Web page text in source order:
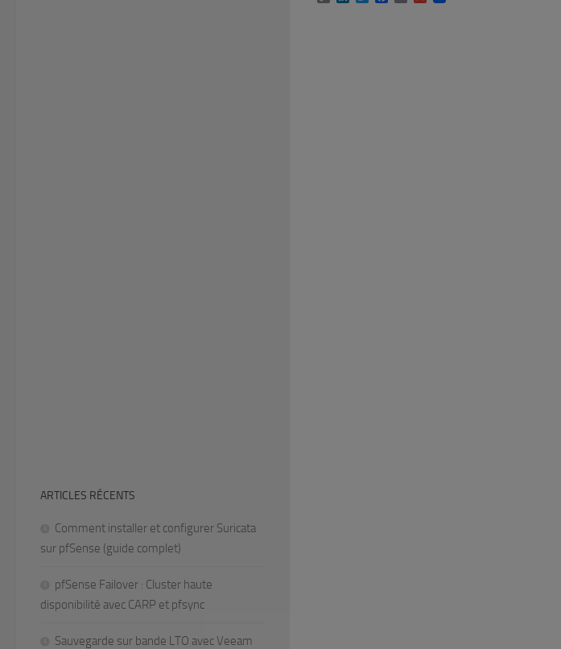
ARTICLES RÉCENTS
Comment installer et configurer Suricata
sur pfSense (guide complet)
pfSense Failover : Cluster haute
disponibilité avec CARP et pfsync
Sauvegarde sur bande LTO avec Veeam